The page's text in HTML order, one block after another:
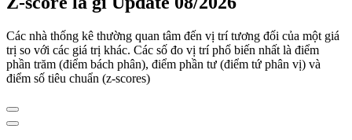
Các nhà thống kê thường quan tâm đến vị trí tương đối của một giá
trị so với các giá trị khác. Các số đo vị trí phổ biến nhất là điểm
phần trăm (điểm bách phân), điểm phần tư (điểm tứ phân vị) và
điểm số tiêu chuẩn (z-scores)